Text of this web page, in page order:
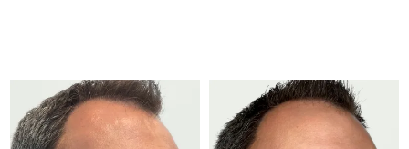
Litauen Förväntad leverans8/10/26